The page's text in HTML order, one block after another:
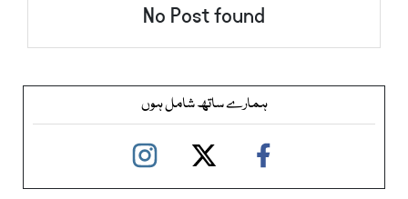
No Post found
ہمارے ساتھ شامل ہوں